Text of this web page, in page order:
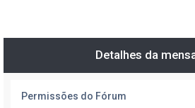
Detalhes da
Permissões do Fórum